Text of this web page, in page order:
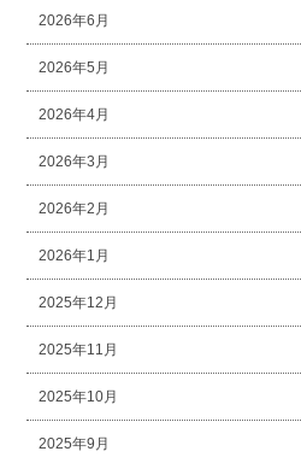
2026年6月
2026年5月
2026年4月
2026年3月
2026年2月
2026年1月
2025年12月
2025年11月
2025年10月
2025年9月